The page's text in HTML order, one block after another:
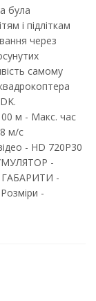
була
і підліткам
через
самому
м - Макс. час
м/с
- HD 720P30
-
ГАБАРИТИ -
-